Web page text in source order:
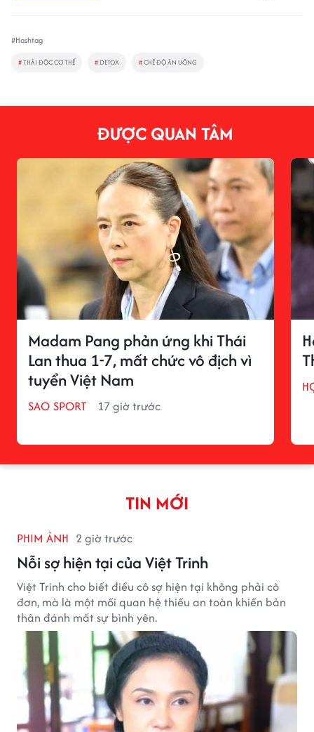
#Hashtag
#THẢI ĐỘC CƠ THỂ # DETOX #CHẾ ĐỘ ĂN UỐNG
ĐƯỢC QUAN TÂM
Madam Pang phản ứng khi Thái
Lan thua 1-7, mất chức vô địch vì
tuyển Việt Nam
SAO SPORT 17 giờ trước
TIN MỚI
PHIM ẢNH 2 giờ trước
Nỗi sợ hiện tại của Việt Trinh
Việt Trinh cho biết điều cô sợ hiện tại không phải cô
đơn, mà là một mối quan hệ thiếu an toàn khiến bản
thân đánh mất sự bình yên.